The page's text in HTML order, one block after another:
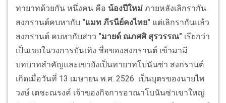
ทายาทด้วยกัน หนึ่งคน คือ น้องปีใหม่ ภายหลังเลิกรากัน
สงกรานต์คบหากับ "แมท ภีรนีย์คงไทย" แต่เลิกรากันแล้ว
สงกรานต์ คบหากับสาว "มายด์ ณภศศิ สุรวรรณ" เรียกว่า
เป็นเขยในวงการบันเทิง ชื่อของสงกรานต์ เข้ามามี
บทบาทสำคัญและเขายังเป็นทายาทโบนันซ่า สงกรานต์
เกิดเมื่อวันที่ 13 เมษายน พ.ศ. 2526 เป็นบุตรของนายไพ
วงษ์ เตชะณรงค์ เจ้าของกิจการอาณาโบนันซ่าเขาใหญ่